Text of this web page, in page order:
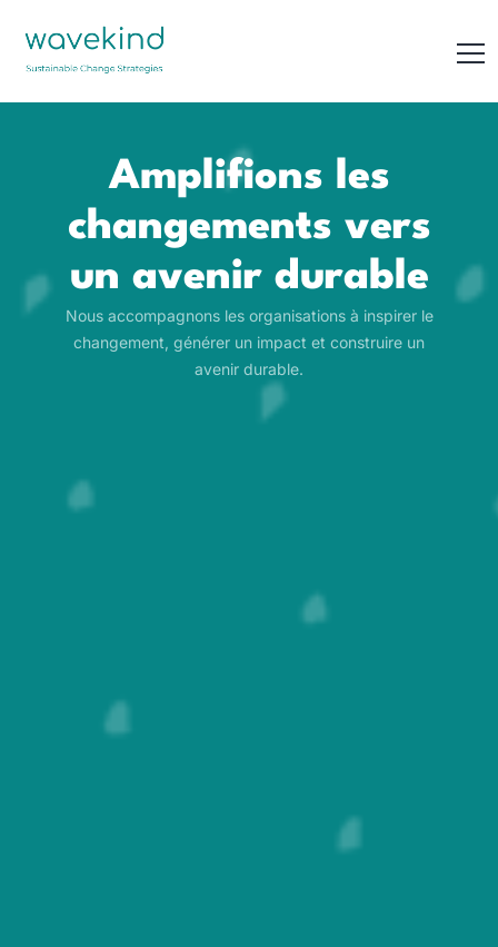
Amplifions les
changements vers
un avenir durable
Nous accompagnons les organisations à inspirer le
changement, générer un impact et construire un
avenir durable.